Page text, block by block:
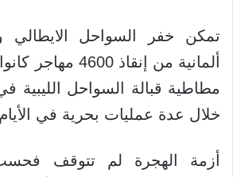
تمكن خفر السواحل الايطالي
ألمانية من إنقاذ
مطاطية قبالة السواحل الليبية
خلال عدة عمليات بحرية في
أزمة الهجرة لم تتوقف